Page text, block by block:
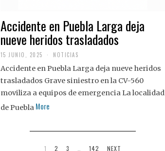
Accidente en Puebla Larga deja
nueve heridos trasladados
15 JUNIO, 2025 NOTICIAS
Accidente en Puebla Larga deja nueve heridos
trasladados Grave siniestro en la CV-560
moviliza a equipos de emergencia La localidad
de Puebla More
1 2 3 … 142 NEXT